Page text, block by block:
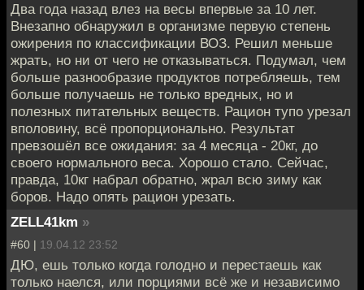
Два года назад влез на весы впервые за 10 лет.
Внезапно обнаружил в организме первую степень
ожирения по классификации ВОЗ. Решил меньше
жрать, но ни от чего не отказываться. Подумал, чем
больше разнообразие продуктов потребляешь, тем
больше получаешь не только вредных, но и
полезных питательных веществ. Рацион тупо урезал
вполовину, всё пропорционально. Результат
превзошёл все ожидания: за 4 месяца - 20кг, до
своего нормального веса. Хорошо стало. Сейчас,
правда, 10кг набрал обратно, жрал всю зиму как
боров. Надо опять рацион урезать.
ZELL41km »
#60 | 19.04.12 23:52
ДЮ, ешь только когда голодно и перестаешь как
только наелся, или порциями всё же и независимо